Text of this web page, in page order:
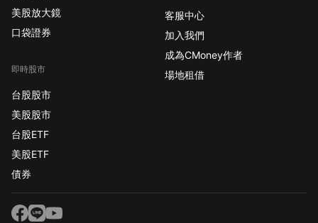
美股放大鏡
口袋證券
即時股市
台股股市
美股股市
台股ETF
美股ETF
債券
客服中心
加入我們
成為CMoney作者
場地租借